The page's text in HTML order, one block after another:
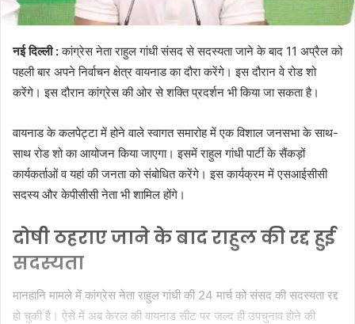
नई दिल्ली :कांग्रेस नेता राहुल गांधी संसद से सदस्यता जाने के बाद 11 अप्रैल को
पहली बार अपने निर्वाचन क्षेत्र वायनाड का दौरा करेंगे। इस दौरान वे रोड शो
करेंगे। इस दौरान कांग्रेस की ओर से शक्ति प्रदर्शन भी किया जा सकता है।
वायनाड के कलपेट्टा में होने वाले स्वागत समारोह में एक विशाल जनसभा के साथ-
साथ रोड शो का आयोजन किया जाएगा। इसमें राहुल गांधी पार्टी के सैंकड़ों
कार्यकर्ताओं व यहां की जनता को संबोधित करेंगे। इस कार्यक्रम में एसआईसीसी
सदस्य और केपीसीसी नेता भी शामिल होंगे।
दोषी ठहराए जाने के बाद राहुल की रद्द हुई
सदस्यता
मानहानि मामले में कांग्रेस नेता राहुल गांधी की 24 मार्च को संसद की सदस्यता रद्द
हो चुकी है। ऐसे में अब केरल की वायनाड सीट पर जल्द ही उपचुनाव होने की